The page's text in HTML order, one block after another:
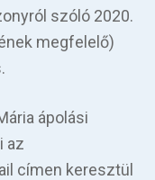
szóló 2020.
megfelelő)
ápolási
az
címen keresztül